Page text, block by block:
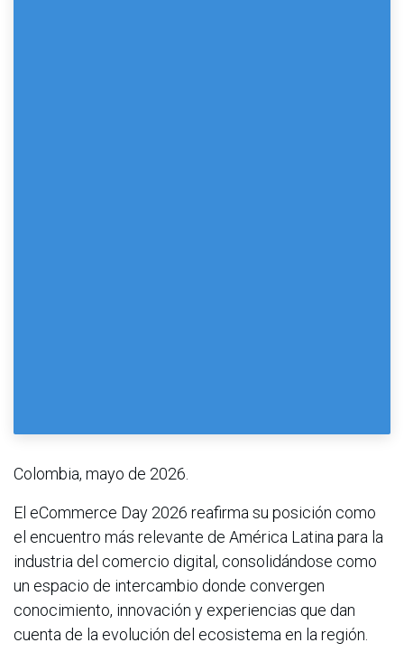
Colombia, mayo de 2026.
El eCommerce Day 2026 reafirma su posición como
el encuentro más relevante de América Latina para la
industria del comercio digital, consolidándose como
un espacio de intercambio donde convergen
conocimiento, innovación y experiencias que dan
cuenta de la evolución del ecosistema en la región.